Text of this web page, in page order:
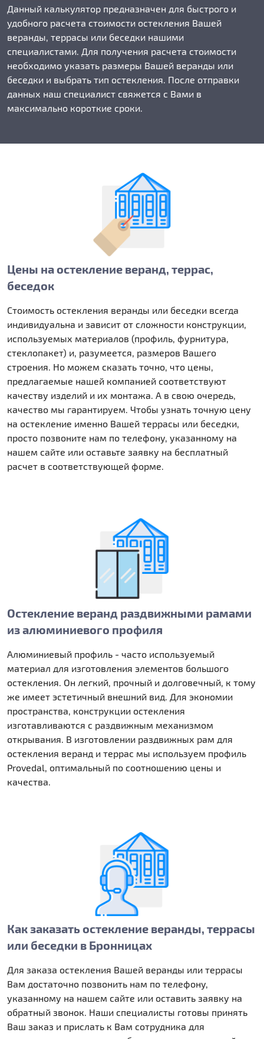
Данный калькулятор предназначен для быстрого и
удобного расчета стоимости остекления Вашей
веранды, террасы или беседки нашими
специалистами. Для получения расчета стоимости
необходимо указать размеры Вашей веранды или
беседки и выбрать тип остекления. После отправки
данных наш специалист свяжется с Вами в
максимально короткие сроки.
Цены на остекление веранд, террас,
беседок
Стоимость остекления веранды или беседки всегда
индивидуальна и зависит от сложности конструкции,
используемых материалов (профиль, фурнитура,
стеклопакет) и, разумеется, размеров Вашего
строения. Но можем сказать точно, что цены,
предлагаемые нашей компанией соответствуют
качеству изделий и их монтажа. А в свою очередь,
качество мы гарантируем. Чтобы узнать точную цену
на остекление именно Вашей террасы или беседки,
просто позвоните нам по телефону, указанному на
нашем сайте или оставьте заявку на бесплатный
расчет в соответствующей форме.
Остекление веранд раздвижными рамами
из алюминиевого профиля
Алюминиевый профиль - часто используемый
материал для изготовления элементов большого
остекления. Он легкий, прочный и долговечный, к тому
же имеет эстетичный внешний вид. Для экономии
пространства, конструкции остекления
изготавливаются с раздвижным механизмом
открывания. В изготовлении раздвижных рам для
остекления веранд и террас мы используем профиль
Provedal, оптимальный по соотношению цены и
качества.
Как заказать остекление веранды, террасы
или беседки в Бронницах
Для заказа остекления Вашей веранды или террасы
Вам достаточно позвонить нам по телефону,
указанному на нашем сайте или оставить заявку на
обратный звонок. Наши специалисты готовы принять
Ваш заказ и прислать к Вам сотрудника для